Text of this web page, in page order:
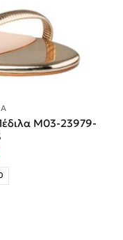
M03-23979-
was: €89.90.
τρέχουσα τιμή